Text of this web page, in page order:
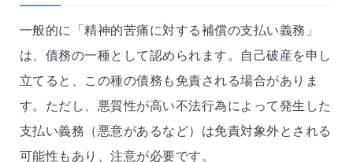
一般的に「精神的苦痛に対する補償の支払い義務」
は、債務の一種として認められます。自己破産を申し
立てると、この種の債務も免責される場合がありま
す。ただし、悪質性が高い不法行為によって発生した
支払い義務（悪意があるなど）は免責対象外とされる
可能性もあり、注意が必要です。